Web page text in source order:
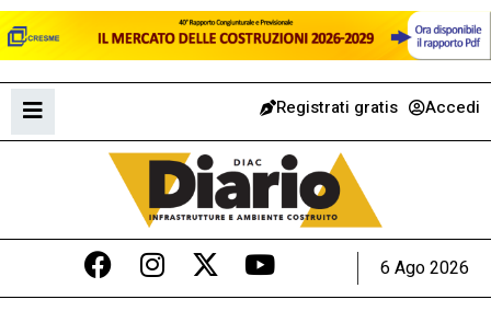
Registrati gratis Accedi
6 Ago 2026